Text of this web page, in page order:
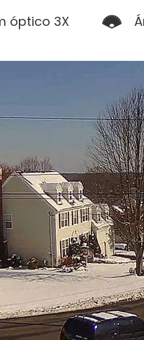
óptico 3X